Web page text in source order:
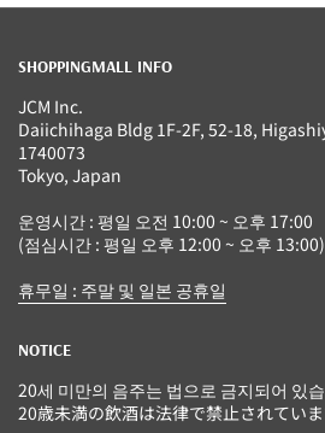
SHOPPINGMALL INFO
JCM Inc.
Daiichihaga Bldg 1F-2F, 52-18,
1740073
Tokyo, Japan
운영시간 : 평일 오전 10:00 ~ 오후 17:00
(점심시간 : 평일 오후 12:00 ~ 오후 13:00)
휴무일 : 주말 및 일본 공휴일
NOTICE
20세 미만의 음주는 법으로 금지되어 있
20歳未満の飲酒は法律で禁止されていま